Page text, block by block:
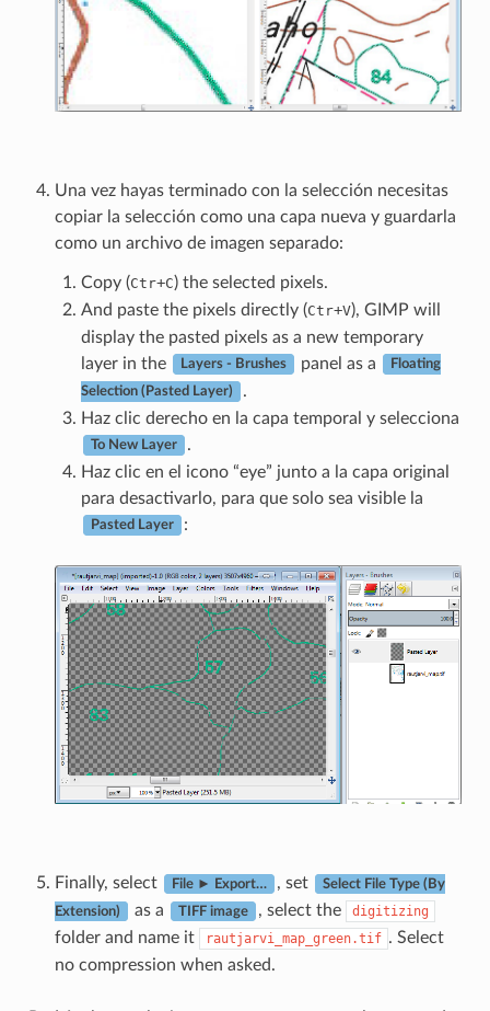
Una vez hayas terminado con la selección necesitas
copiar la selección como una capa nueva y guardarla
como un archivo de imagen separado:
Copy (Ctr+C) the selected pixels.
And paste the pixels directly (Ctr+V), GIMP will
display the pasted pixels as a new temporary
layer in the
Layers - Brushes panel as a Floating
Selection (Pasted Layer)
.
Haz clic derecho en la capa temporal y selecciona
To New Layer
.
Haz clic en el icono “eye” junto a la capa original
para desactivarlo, para que solo sea visible la
Pasted Layer :
Finally, select File ► Export… , set Select File Type (By
Extension) as a TIFF image , select the digitizing
folder and name it rautjarvi_map_green.tif . Select
no compression when asked.